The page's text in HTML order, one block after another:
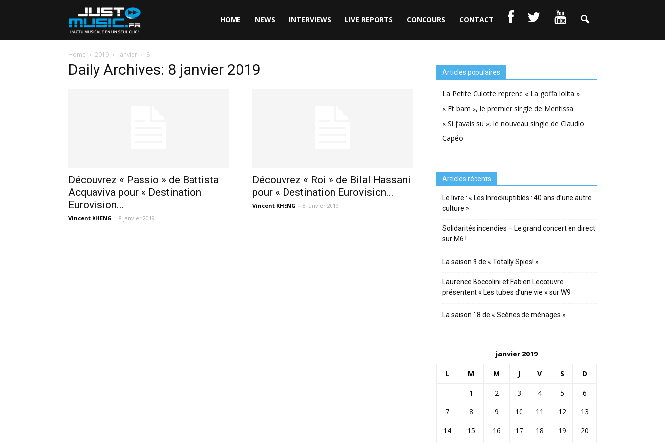
HOME NEWS INTERVIEWS LIVE REPORTS CONCOURS CONTACT
Home 2019 janvier 8
Daily Archives: 8 janvier 2019
Découvrez « Passio » de Battista
Acquaviva pour « Destination
Eurovision...
Vincent KHENG - 8 janvier 2019
Découvrez « Roi » de Bilal Hassani
pour « Destination Eurovision...
Vincent KHENG - 8 janvier 2019
Articles populaires
La Petite Culotte reprend « La goffa lolita »
« Et bam », le premier single de Mentissa
« Si j’avais su », le nouveau single de Claudio
Capéo
Articles récents
Le livre : « Les Inrockuptibles : 40 ans d’une autre
culture »
Solidarités incendies – Le grand concert en direct
sur M6 !
La saison 9 de « Totally Spies! »
Laurence Boccolini et Fabien Lecœuvre
présentent « Les tubes d’une vie » sur W9
La saison 18 de « Scènes de ménages »
janvier 2019
L M M J V S D
1 2 3 4 5
6
7
8 9 10 11 12
13
14
15 16 17 18 19 20